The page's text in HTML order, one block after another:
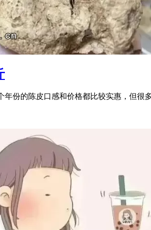
年份的陈皮口感和价格都比较实惠，但